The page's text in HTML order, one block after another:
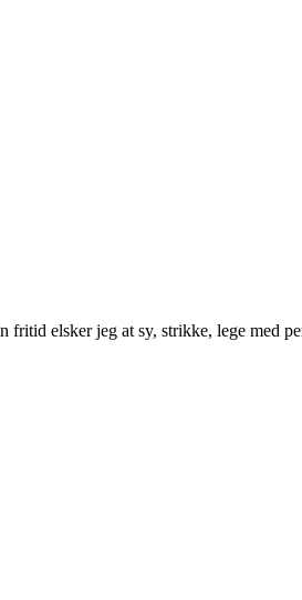
elsker jeg at sy, strikke, lege med